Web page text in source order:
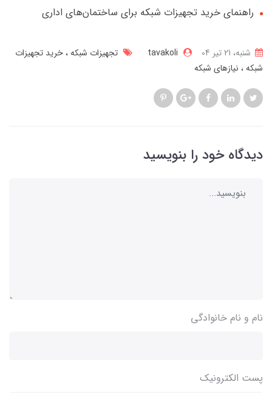
راهنمای خرید تجهیزات شبکه برای ساختمان‌های اداری
شنبه، 21 تير 04 tavakoli تجهیزات شبکه خرید تجهیزات
شبکه نیازهای شبکه
دیدگاه خود را بنویسید
نام و نام خانوادگی
پست الکترونیک